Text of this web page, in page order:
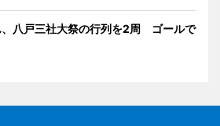
、八戸三社大祭の行列を2周 ゴールで